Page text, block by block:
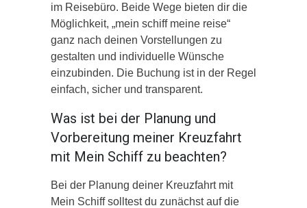
im Reisebüro. Beide Wege bieten dir die
Möglichkeit, „mein schiff meine reise“
ganz nach deinen Vorstellungen zu
gestalten und individuelle Wünsche
einzubinden. Die Buchung ist in der Regel
einfach, sicher und transparent.
Was ist bei der Planung und
Vorbereitung meiner Kreuzfahrt
mit Mein Schiff zu beachten?
Bei der Planung deiner Kreuzfahrt mit
Mein Schiff solltest du zunächst auf die